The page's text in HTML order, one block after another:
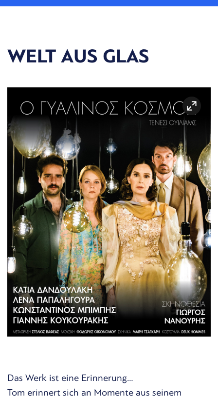
WELT AUS GLAS
Das Werk ist eine Erinnerung…
Tom erinnert sich an Momente aus seinem